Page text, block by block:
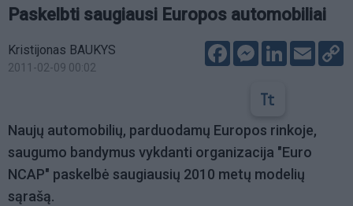
Paskelbti saugiausi Europos automobiliai
Kristijonas BAUKYS
2011-02-09 00:02
FacebookMessenger
LinkedIn
Email
Naujų automobilių, parduodamų Europos rinkoje,
saugumo bandymus vykdanti organizacija "Euro
NCAP" paskelbė saugiausių 2010 metų modelių
sąrašą.